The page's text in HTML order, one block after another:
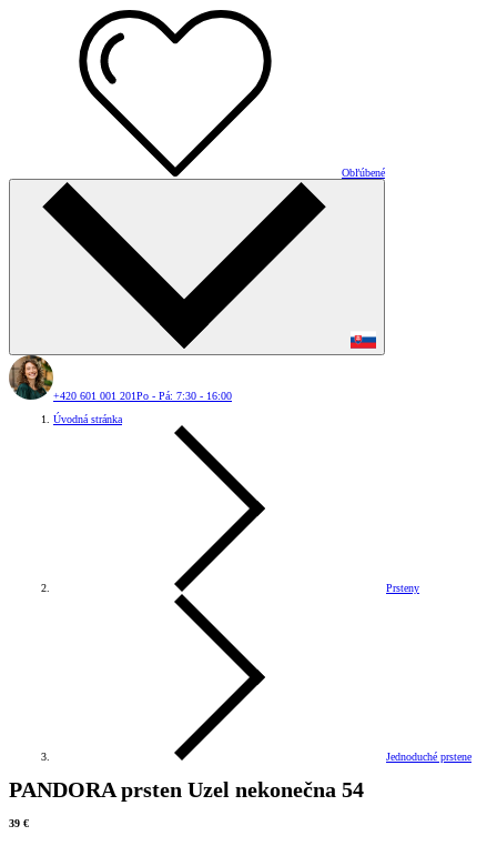
Obľúbené
+420 601 001 201Po - Pá: 7:30 - 16:00
Úvodná stránka
Prsteny
Jednoduché prstene
PANDORA prsten Uzel nekonečna 54
39 €